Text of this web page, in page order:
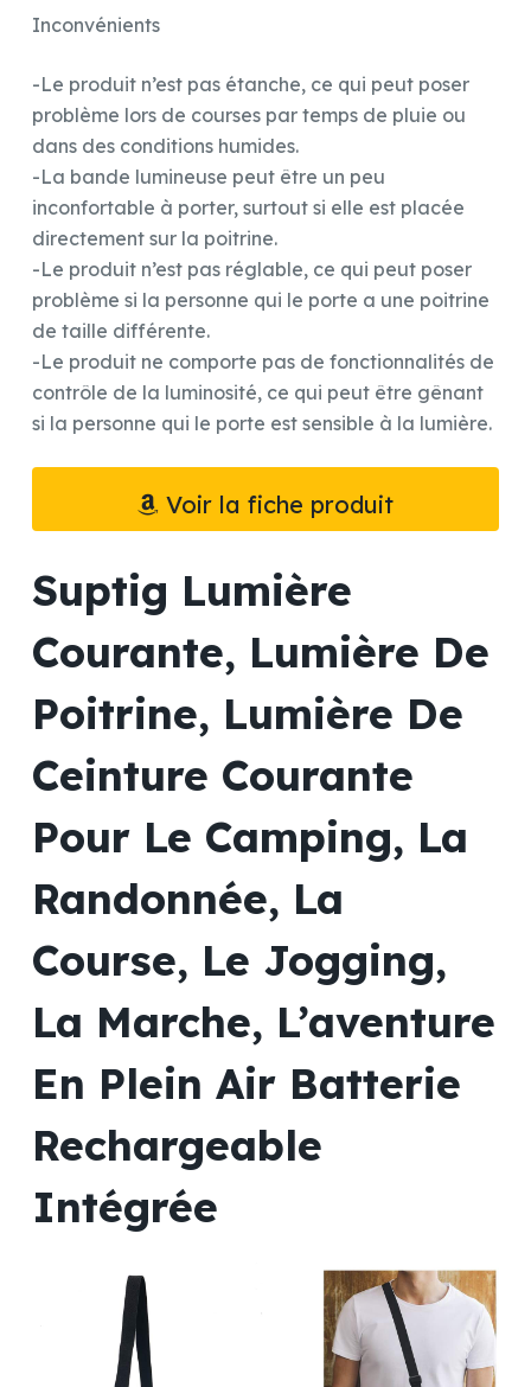
Inconvénients
-Le produit n’est pas étanche, ce qui peut poser
problème lors de courses par temps de pluie ou
dans des conditions humides.
-La bande lumineuse peut être un peu
inconfortable à porter, surtout si elle est placée
directement sur la poitrine.
-Le produit n’est pas réglable, ce qui peut poser
problème si la personne qui le porte a une poitrine
de taille différente.
-Le produit ne comporte pas de fonctionnalités de
contrôle de la luminosité, ce qui peut être gênant
si la personne qui le porte est sensible à la lumière.
Voir la fiche produit
Suptig Lumière
Courante, Lumière De
Poitrine, Lumière De
Ceinture Courante
Pour Le Camping, La
Randonnée, La
Course, Le Jogging,
La Marche, L’aventure
En Plein Air Batterie
Rechargeable
Intégrée